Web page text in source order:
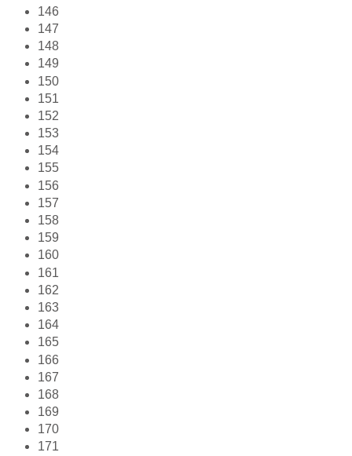
146
147
148
149
150
151
152
153
154
155
156
157
158
159
160
161
162
163
164
165
166
167
168
169
170
171